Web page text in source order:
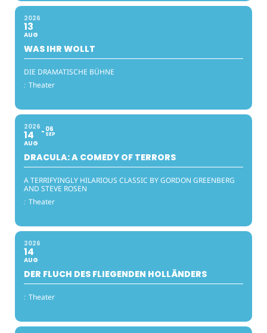
2026
13
AUG
WAS IHR WOLLT
DIE DRAMATISCHE BÜHNE
: Theater
2026
14
AUG
06
SEP
DRACULA: A COMEDY OF TERRORS
A TERRIFYINGLY HILARIOUS CLASSIC BY GORDON GREENBERG
AND STEVE ROSEN
: Theater
2026
14
AUG
DER FLUCH DES FLIEGENDEN HOLLÄNDERS
: Theater